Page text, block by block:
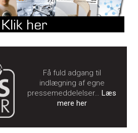
Få fuld adgang til
indlægning af egne
pressemeddelelser…Læs
mere her